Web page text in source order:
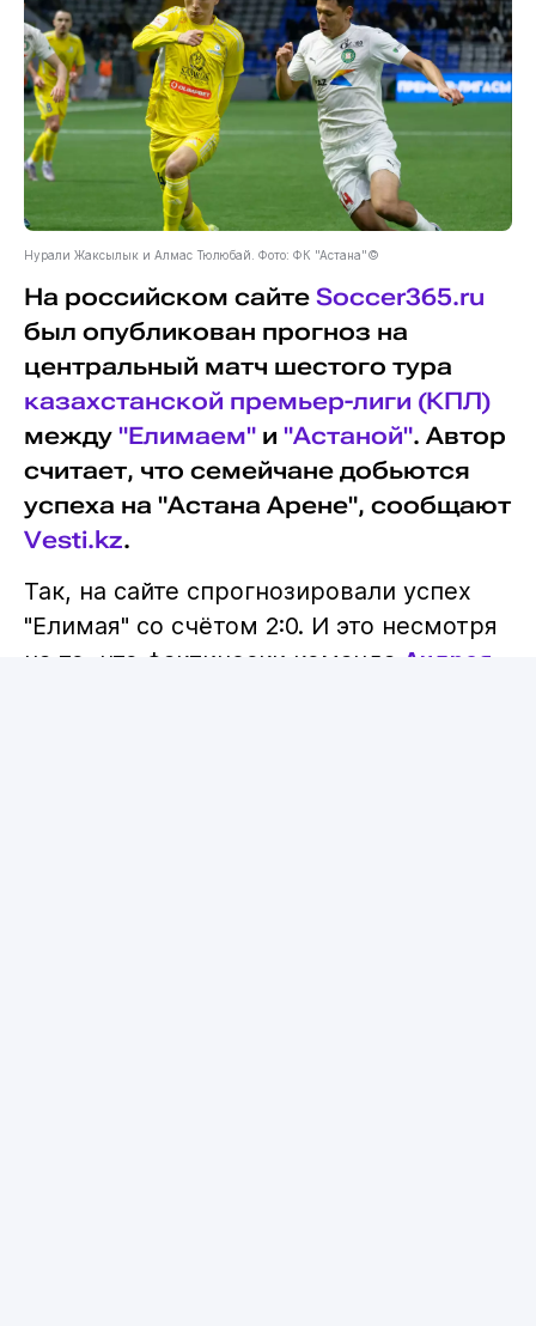
Нурали Жаксылык и Алмас Тюлюбай. Фото: ФК "Астана"©
На российском сайте Soccer365.ru
был опубликован прогноз на
центральный матч шестого тура
казахстанской премьер-лиги (КПЛ)
между "Елимаем"и "Астаной". Автор
считает, что семейчане добьются
успеха на "Астана Арене", сообщают
Vesti.kz.
Так, на сайте спрогнозировали успех
"Елимая" со счётом 2:0. И это несмотря
на то, что фактически команда Андрея